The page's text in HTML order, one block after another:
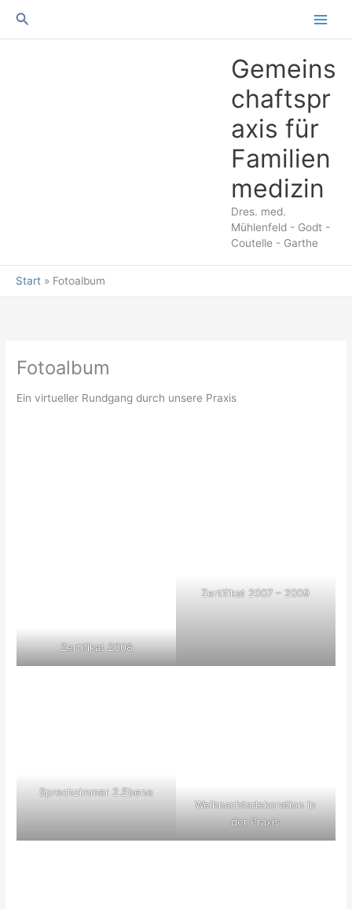
Suchen
Gemeins
chaftspr
axis für
Familien
medizin
Dres. med.
Mühlenfeld - Godt -
Coutelle - Garthe
Start Fotoalbum
Fotoalbum
Ein virtueller Rundgang durch unsere Praxis
Zertifikat 2008
Zertifikat 2007 – 2009
Sprechzimmer 2.Ebene
Weihnachtsdekoration in
der Praxis